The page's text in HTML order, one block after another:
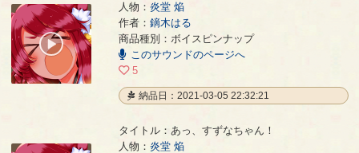
リアちゃんリアちゃん！ - 鏑木はる
人物： 炎堂 焔
作者： 鏑木はる
商品種別：ボイスピンナップ
このサウンドのページへ
5
納品日：2021-03-05 22:32:21
タイトル：あっ、すずなちゃん！
人物： 炎堂 焔